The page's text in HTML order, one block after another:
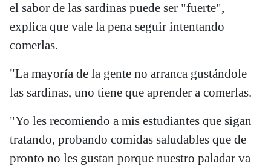
el sabor de las sardinas puede ser "fuerte",
explica que vale la pena seguir intentando
comerlas.
"La mayoría de la gente no arranca gustándole
las sardinas, uno tiene que aprender a comerlas.
"Yo les recomiendo a mis estudiantes que sigan
tratando, probando comidas saludables que de
pronto no les gustan porque nuestro paladar va